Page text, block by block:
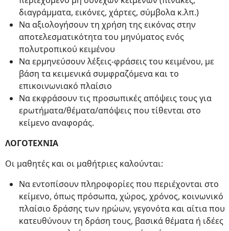
διαγράμματα, εικόνες, χάρτες, σύμβολα κ.λπ.)
Να αξιολογήσουν τη χρήση της εικόνας στην
αποτελεσματικότητα του μηνύματος ενός
πολυτροπικού κειμένου
Να ερμηνεύσουν λέξεις-φράσεις του κειμένου, με
βάση τα κειμενικά συμφραζόμενα και το
επικοινωνιακό πλαίσιο
Να εκφράσουν τις προσωπικές απόψεις τους για
ερωτήματα/θέματα/απόψεις που τίθενται στο
κείμενο αναφοράς.
ΛΟΓΟΤΕΧΝΙΑ
Οι μαθητές και οι μαθήτριες καλούνται:
Να εντοπίσουν πληροφορίες που περιέχονται στο
κείμενο, όπως πρόσωπα, χώρος, χρόνος, κοινωνικό
πλαίσιο δράσης των ηρώων, γεγονότα και αίτια που
κατευθύνουν τη δράση τους, βασικά θέματα ή ιδέες